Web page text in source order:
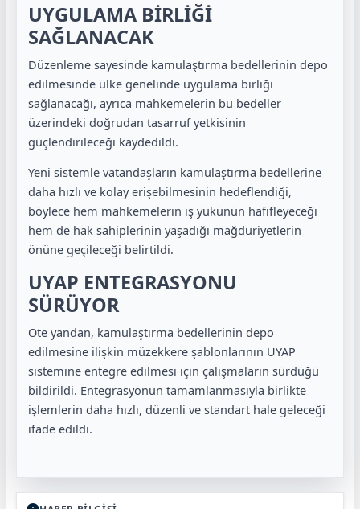
UYGULAMA BİRLİĞİ
SAĞLANACAK
Düzenleme sayesinde kamulaştırma bedellerinin depo
edilmesinde ülke genelinde uygulama birliği
sağlanacağı, ayrıca mahkemelerin bu bedeller
üzerindeki doğrudan tasarruf yetkisinin
güçlendirileceği kaydedildi.
Yeni sistemle vatandaşların kamulaştırma bedellerine
daha hızlı ve kolay erişebilmesinin hedeflendiği,
böylece hem mahkemelerin iş yükünün hafifleyeceği
hem de hak sahiplerinin yaşadığı mağduriyetlerin
önüne geçileceği belirtildi.
UYAP ENTEGRASYONU
SÜRÜYOR
Öte yandan, kamulaştırma bedellerinin depo
edilmesine ilişkin müzekkere şablonlarının UYAP
sistemine entegre edilmesi için çalışmaların sürdüğü
bildirildi. Entegrasyonun tamamlanmasıyla birlikte
işlemlerin daha hızlı, düzenli ve standart hale geleceği
ifade edildi.